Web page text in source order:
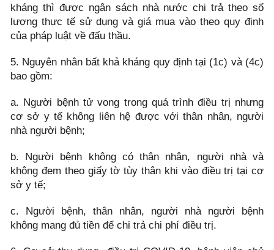
kháng thì được ngân sách nhà nước chi trả theo số
lượng thực tế sử dụng và giá mua vào theo quy định
của pháp luật về đấu thầu.
5. Nguyên nhân bất khả kháng quy định tại (1c) và (4c)
bao gồm:
a. Người bệnh tử vong trong quá trình điều trị nhưng
cơ sở y tế không liên hệ được với thân nhân, người
nhà người bệnh;
b. Người bệnh không có thân nhân, người nhà và
không đem theo giấy tờ tùy thân khi vào điều trị tại cơ
sở y tế;
c. Người bệnh, thân nhân, người nhà người bệnh
không mang đủ tiền để chi trả chi phí điều trị.